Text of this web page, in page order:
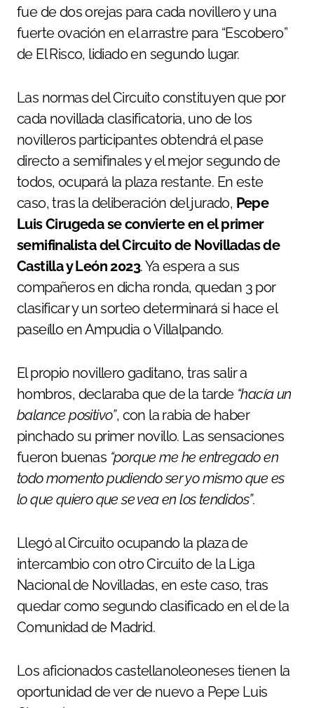
fue de dos orejas para cada novillero y una
fuerte ovación en el arrastre para “Escobero”
de El Risco, lidiado en segundo lugar.
Las normas del Circuito constituyen que por
cada novillada clasificatoria, uno de los
novilleros participantes obtendrá el pase
directo a semifinales y el mejor segundo de
todos, ocupará la plaza restante. En este
caso, tras la deliberación del jurado, Pepe
Luis Cirugeda se convierte en el primer
semifinalista del Circuito de Novilladas de
Castilla y León 2023. Ya espera a sus
compañeros en dicha ronda, quedan 3 por
clasificar y un sorteo determinará si hace el
paseíllo en Ampudia o Villalpando.
El propio novillero gaditano, tras salir a
hombros, declaraba que de la tarde “hacía un
balance positivo”, con la rabia de haber
pinchado su primer novillo. Las sensaciones
fueron buenas “porque me he entregado en
todo momento pudiendo ser yo mismo que es
lo que quiero que se vea en los tendidos”.
Llegó al Circuito ocupando la plaza de
intercambio con otro Circuito de la Liga
Nacional de Novilladas, en este caso, tras
quedar como segundo clasificado en el de la
Comunidad de Madrid.
Los aficionados castellanoleoneses tienen la
oportunidad de ver de nuevo a Pepe Luis